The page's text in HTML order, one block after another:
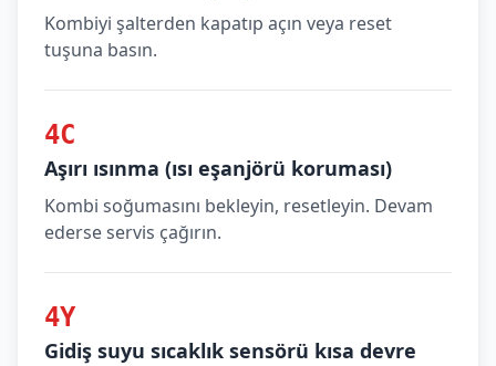
Kombiyi şalterden kapatıp açın veya reset
tuşuna basın.
4C
Aşırı ısınma (ısı eşanjörü koruması)
Kombi soğumasını bekleyin, resetleyin. Devam
ederse servis çağırın.
4Y
Gidiş suyu sıcaklık sensörü kısa devre